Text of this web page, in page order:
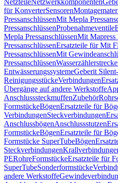
NetzteileNetzwerkkomponenten
für KonverterSensoren
PressanschlüssenMit Mepla
PressanschlüssenProbenahmeventile
Mepla PressanschlüssenMit Mapress
PressanschlüssenErsatzteile für Mit
PressanschlüssenMit
Pressanschlüssen
EntwässerungssystemeGeberit
ReinigungsstückeVerbindungen
Übergänge auf andere Werkstoffe
AnschlusssteckmuffenZubehör
FormstückeBögenErsatzteile für
VerbindungenSteckverbindungen
AnschlussbögenAnschlussstutzen
FormstückeBögenErsatzteile für
Formstücke SuperTubeBögen
Steckverbindungen
PERohreFormstückeErsatzteile für
SuperTubeSonderformstücke
andere Werkstoffe